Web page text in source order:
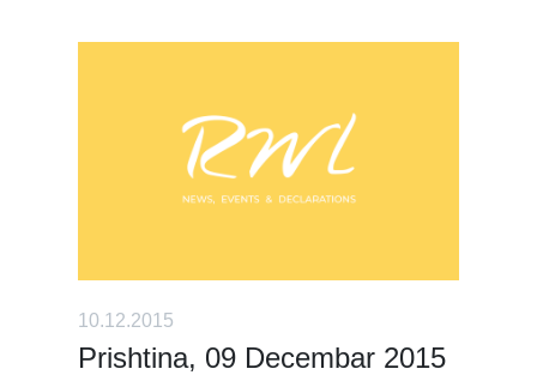
10.12.2015
Prishtina, 09 Decembar 2015